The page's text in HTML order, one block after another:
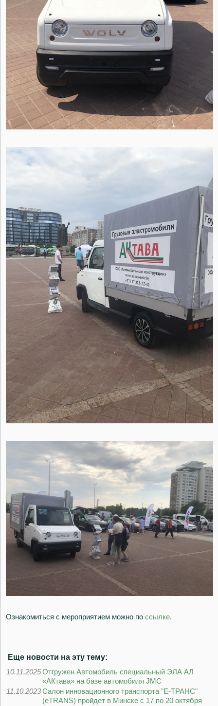
Ознакомиться с мероприятием можно по ссылке.
Еще новости на эту тему:
10.11.2025Отгружен Автомобиль специальный ЭЛА АЛ
«АКтава» на базе автомобиля JMC
11.10.2023Салон инновационного транспорта "Е-ТРАНС"
(eTRANS) пройдет в Минске с 17 по 20 октября